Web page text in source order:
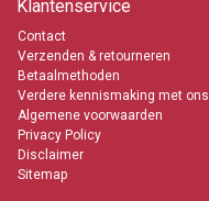
Klantenservice
Contact
Verzenden & retourneren
Betaalmethoden
Verdere kennismaking met ons
Algemene voorwaarden
Privacy Policy
Disclaimer
Sitemap